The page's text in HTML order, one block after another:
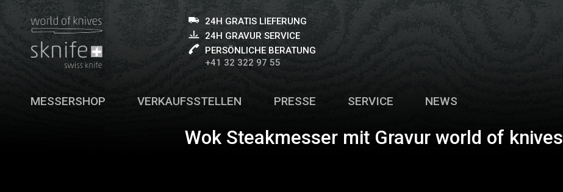
24H GRATIS LIEFERUNG
24H GRAVUR SERVICE
PERSÖNLICHE BERATUNG
+41 32 322 97 55
MESSERSHOP VERKAUFSSTELLEN PRESSE SERVICE NEWS
Wok Steakmesser mit Gravur world of knives